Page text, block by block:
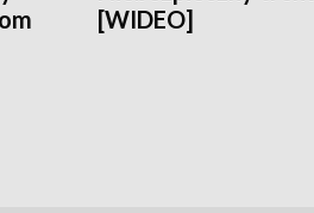
[WIDEO]